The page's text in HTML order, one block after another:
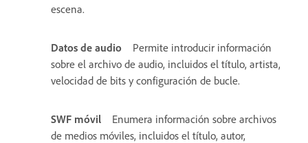
escena.
Datos de audio
Permite introducir información
sobre el archivo de audio, incluidos el título, artista,
velocidad de bits y configuración de bucle.
SWF móvil
Enumera información sobre archivos
de medios móviles, incluidos el título, autor,